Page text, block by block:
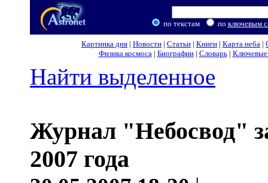
по текстам по ключевым
Картинка дня | Новости | Статьи | Книги | Карта неба |
Физика космоса| Биографии| Словарь| Ключевые
Найти выделенное
Журнал "Небосвод"
2007 года